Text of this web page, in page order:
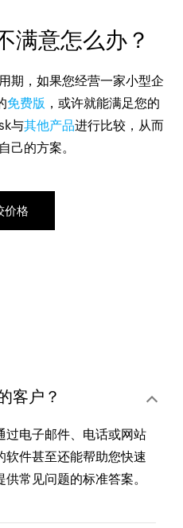
满意怎么办？
期，如果您经营一家小型企
免费版 ，或许就能满足您的
与其他产品进行比较，从而
己的方案。
价格
客户？
过电子邮件、电话或网站
软件甚至还能帮助您快速
供常见问题的标准答案。